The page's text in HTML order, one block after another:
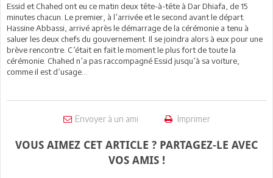
Essid et Chahed ont eu ce matin deux tête-à-tête à Dar Dhiafa, de 15
minutes chacun. Le premier, à l’arrivée et le second avant le départ.
Hassine Abbassi, arrivé après le démarrage de la cérémonie a tenu à
saluer les deux chefs du gouvernement. Il se joindra alors à eux pour une
brève rencontre. C’était en fait le moment le plus fort de toute la
cérémonie. Chahed n’a pas raccompagné Essid jusqu’à sa voiture,
comme il est d’usage...
Envoyer à un ami Imprimer
VOUS AIMEZ CET ARTICLE ? PARTAGEZ-LE AVEC
VOS AMIS !